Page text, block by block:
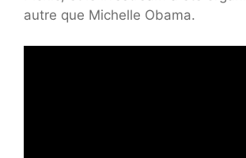
autre que Michelle Obama.